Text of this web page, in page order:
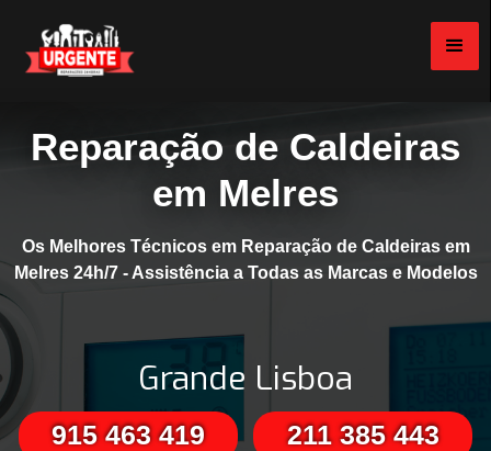
Reparação de Caldeiras
em Melres
Os Melhores Técnicos em Reparação de Caldeiras em
Melres 24h/7 - Assistência a Todas as Marcas e Modelos
Grande Lisboa
915 463 419 211 385 443